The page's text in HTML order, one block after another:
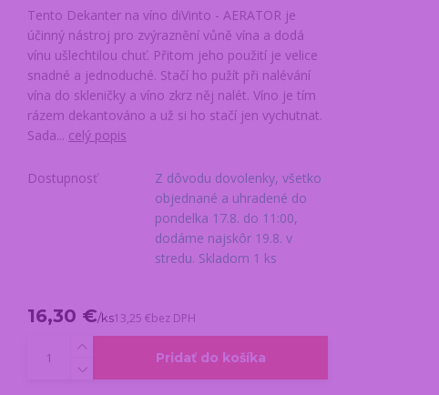
Tento Dekanter na víno diVinto - AERATOR je
účinný nástroj pro zvýraznění vůně vína a dodá
vínu ušlechtilou chuť. Přitom jeho použití je velice
snadné a jednoduché. Stačí ho pužít při nalévání
vína do skleničky a víno zkrz něj nalét. Víno je tím
rázem dekantováno a už si ho stačí jen vychutnat.
Sada... celý popis
Dostupnosť
Z dôvodu dovolenky, všetko
objednané a uhradené do
pondelka 17.8. do 11:00,
dodáme najskôr 19.8. v
stredu. Skladom 1 ks
16,30 €/ks13,25 €bez DPH
Pridať do košíka